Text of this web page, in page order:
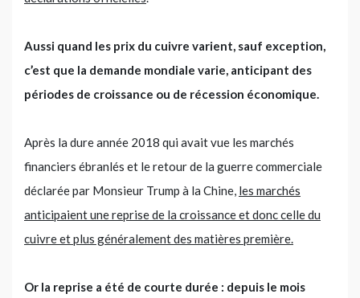
Aussi quand les prix du cuivre varient, sauf exception,
c’est que la demande mondiale varie, anticipant des
périodes de croissance ou de récession économique.
Après la dure année 2018 qui avait vue les marchés
financiers ébranlés et le retour de la guerre commerciale
déclarée par Monsieur Trump à la Chine, les marchés
anticipaient une reprise de la croissance et donc celle du
cuivre et plus généralement des matières première.
Or la reprise a été de courte durée : depuis le mois